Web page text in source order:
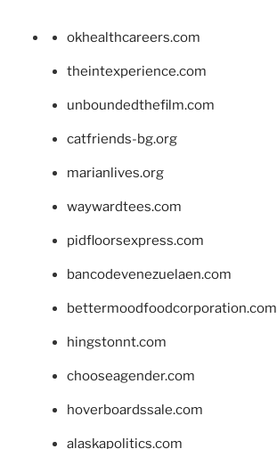
okhealthcareers.com
theintexperience.com
unboundedthefilm.com
catfriends-bg.org
marianlives.org
waywardtees.com
pidfloorsexpress.com
bancodevenezuelaen.com
bettermoodfoodcorporation.com
hingstonnt.com
chooseagender.com
hoverboardssale.com
alaskapolitics.com